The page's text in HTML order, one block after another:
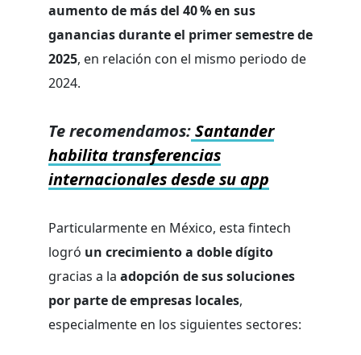
aumento de más del 40 % en sus
ganancias durante el primer semestre de
2025, en relación con el mismo periodo de
2024.
Te recomendamos:Santander
habilita transferencias
internacionales desde su app
Particularmente en México, esta fintech
logró un crecimiento a doble dígito
gracias a la adopción de sus soluciones
por parte de empresas locales,
especialmente en los siguientes sectores: